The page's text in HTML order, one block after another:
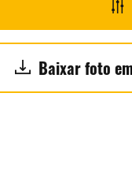
Baixar foto